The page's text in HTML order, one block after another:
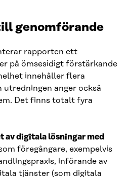
genomförande
rapporten ett
på ömsesidigt förstärkande
innehåller flera
utredningen anger också
Det finns totalt fyra
av digitala lösningar med
föregångare, exempelvis
införande av
tjänster (som digitala